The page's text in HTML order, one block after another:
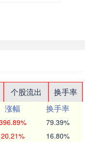
个股流出
换手率
涨幅
换手率
79.39%
20.21% 16.80%